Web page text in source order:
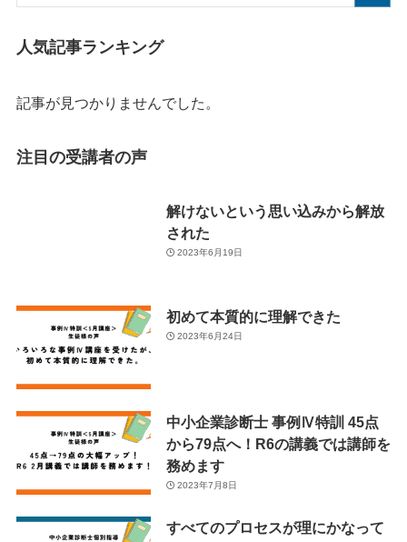
人気記事ランキング
記事が見つかりませんでした。
注目の受講者の声
解けないという思い込みから解放
された
2023年6月19日
初めて本質的に理解できた
2023年6月24日
中小企業診断士 事例Ⅳ特訓 45点
から79点へ！R6の講義では講師を
務めます
2023年7月8日
すべてのプロセスが理にかなって